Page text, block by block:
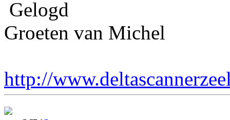
Gelogd
Groeten van Michel
http://